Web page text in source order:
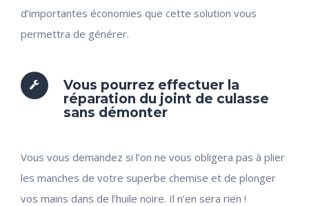
d’importantes économies que cette solution vous
permettra de générer.
Vous pourrez effectuer la
réparation du joint de culasse
sans démonter
Vous vous demandez si l’on ne vous obligera pas à plier
les manches de votre superbe chemise et de plonger
vos mains dans de l’huile noire. Il n’en sera rien !